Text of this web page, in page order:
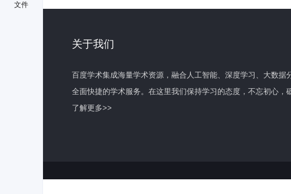
文件
关于我们
百度学术集成海量学术资源，融合人工智能、深度学习、大数据
全面快捷的学术服务。在这里我们保持学习的态度，不忘初心，
了解更多>>